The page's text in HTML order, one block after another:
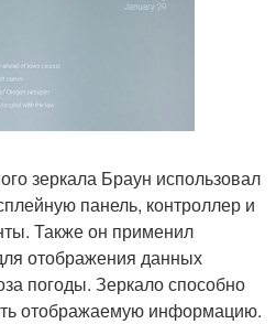
зеркала Браун использовал
панель, контроллер и
Также он применил
отображения данных
погоды. Зеркало способно
отображаемую информацию.